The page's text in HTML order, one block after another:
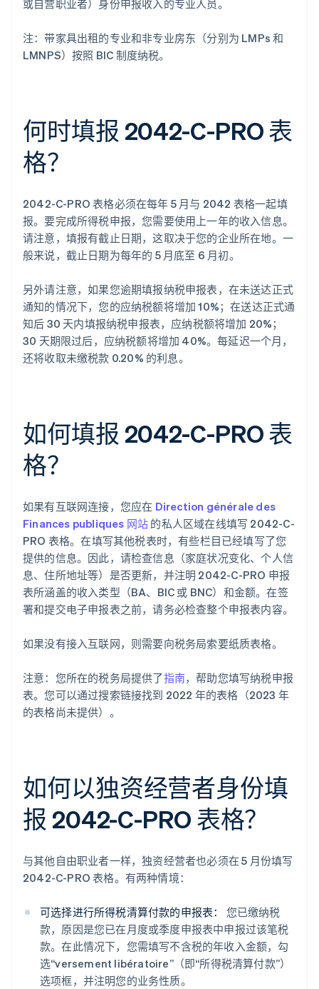
或自营职业者）身份申报收入的专业人员。
注：带家具出租的专业和非专业房东（分别为 LMPs 和
LMNPS）按照 BIC 制度纳税。
何时填报 2042-C-PRO 表
格？
2042-C-PRO 表格必须在每年 5 月与 2042 表格一起填
报。要完成所得税申报，您需要使用上一年的收入信息。
请注意，填报有截止日期，这取决于您的企业所在地。一
般来说，截止日期为每年的 5 月底至 6 月初。
另外请注意，如果您逾期填报纳税申报表，在未送达正式
通知的情况下，您的应纳税额将增加 10%；在送达正式通
知后 30 天内填报纳税申报表，应纳税额将增加 20%；
30 天期限过后，应纳税额将增加 40%。每延迟一个月，
还将收取未缴税款 0.20% 的利息。
如何填报 2042-C-PRO 表
格？
如果有互联网连接，您应在 Direction générale des
Finances publiques 网站 的私人区域在线填写 2042-C-
PRO 表格。在填写其他税表时，有些栏目已经填写了您
提供的信息。因此，请检查信息（家庭状况变化、个人信
息、住所地址等）是否更新，并注明 2042-C-PRO 申报
表所涵盖的收入类型（BA、BIC 或 BNC）和金额。在签
署和提交电子申报表之前，请务必检查整个申报表内容。
如果没有接入互联网，则需要向税务局索要纸质表格。
注意：您所在的税务局提供了指南，帮助您填写纳税申报
表。您可以通过搜索链接找到 2022 年的表格（2023 年
的表格尚未提供）。
如何以独资经营者身份填
报 2042-C-PRO 表格？
与其他自由职业者一样，独资经营者也必须在 5 月份填写
2042-C-PRO 表格。有两种情境：
可选择进行所得税清算付款的申报表：
您已缴纳税
款，原因是您已在月度或季度申报表中申报过该笔税
款。在此情况下，您需填写不含税的年收入金额，勾
选“versement libératoire”（即“所得税清算付款”）
选项框，并注明您的业务性质。